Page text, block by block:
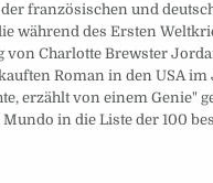
französischen und
während des Ersten
von Charlotte Brewster
Roman in den USA im
erzählt von einem Genie"
in die Liste der 100